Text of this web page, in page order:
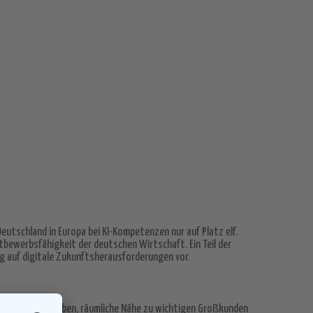
in Europa bei KI-Kompetenzen nur auf Platz elf.
der deutschen Wirtschaft. Ein Teil der
auf digitale Zukunftsherausforderungen vor.
Bestreben, räumliche Nähe zu wichtigen Großkunden